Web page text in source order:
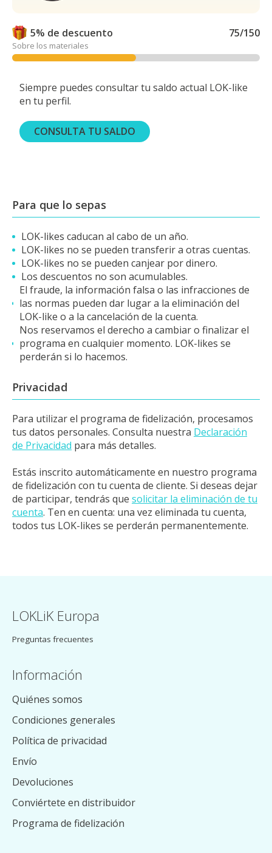
5% de descuento 75/150
Sobre los materiales
Siempre puedes consultar tu saldo actual LOK-like
en tu perfil.
CONSULTA TU SALDO
Para que lo sepas
LOK-likes caducan al cabo de un año.
LOK-likes no se pueden transferir a otras cuentas.
LOK-likes no se pueden canjear por dinero.
Los descuentos no son acumulables.
El fraude, la información falsa o las infracciones de
las normas pueden dar lugar a la eliminación del
LOK-like o a la cancelación de la cuenta.
Nos reservamos el derecho a cambiar o finalizar el
programa en cualquier momento. LOK-likes se
perderán si lo hacemos.
Privacidad
Para utilizar el programa de fidelización, procesamos
tus datos personales. Consulta nuestra Declaración
de Privacidad para más detalles.
Estás inscrito automáticamente en nuestro programa
de fidelización con tu cuenta de cliente. Si deseas dejar
de participar, tendrás que solicitar la eliminación de tu
cuenta. Ten en cuenta: una vez eliminada tu cuenta,
todos tus LOK-likes se perderán permanentemente.
LOKLiK Europa
Preguntas frecuentes
Información
Quiénes somos
Condiciones generales
Política de privacidad
Envío
Devoluciones
Conviértete en distribuidor
Programa de fidelización